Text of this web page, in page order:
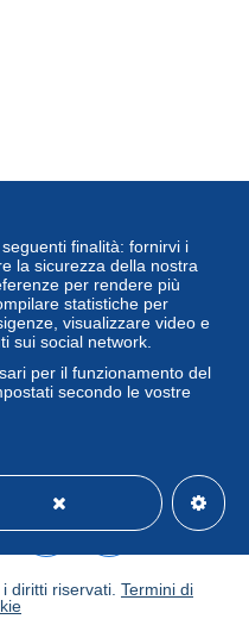
finalità: fornirvi i
la sicurezza della nostra
per rendere più
statistiche per
visualizzare video e
sui social network.
per il funzionamento del
secondo le vostre
diritti riservati. Termini di